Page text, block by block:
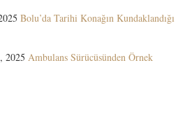
Bolu’da Tarihi Konağın Kundaklandığı
2025 Ambulans Sürücüsünden Örnek